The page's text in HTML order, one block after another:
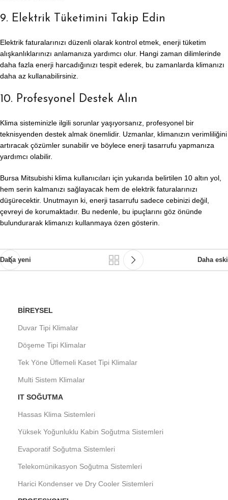
9. Elektrik Tüketimini Takip Edin
Elektrik faturalarınızı düzenli olarak kontrol etmek, enerji tüketim
alışkanlıklarınızı anlamanıza yardımcı olur. Hangi zaman dilimlerinde
daha fazla enerji harcadığınızı tespit ederek, bu zamanlarda klimanızı
daha az kullanabilirsiniz.
10. Profesyonel Destek Alın
Klima sisteminizle ilgili sorunlar yaşıyorsanız, profesyonel bir
teknisyenden destek almak önemlidir. Uzmanlar, klimanızın verimliliğini
artıracak çözümler sunabilir ve böylece enerji tasarrufu yapmanıza
yardımcı olabilir.
Bursa Mitsubishi klima kullanıcıları için yukarıda belirtilen 10 altın yol,
hem serin kalmanızı sağlayacak hem de elektrik faturalarınızı
düşürecektir. Unutmayın ki, enerji tasarrufu sadece cebinizi değil,
çevreyi de korumaktadır. Bu nedenle, bu ipuçlarını göz önünde
bulundurarak klimanızı kullanmaya özen gösterin.
Daha yeni Daha eski
BIREYSEL
Duvar Tipi Klimalar
Döşeme Tipi Klimalar
Tek Yöne Üflemeli Kaset Tipi Klimalar
Multi Sistem Klimalar
IT SOĞUTMA
Hassas Klima Sistemleri
Yüksek Yoğunluklu Kabin Soğutma Sistemleri
Evaporatif Soğutma Sistemleri
Telekomünikasyon Soğutma Sistemleri
Harici Kondenser ve Dry Cooler Sistemleri